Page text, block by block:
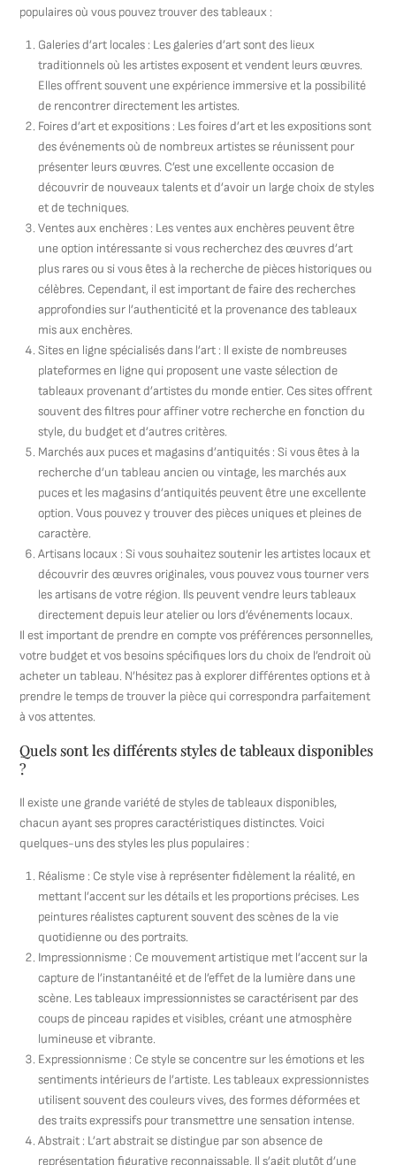
populaires où vous pouvez trouver des tableaux :
Galeries d’art locales : Les galeries d’art sont des lieux
traditionnels où les artistes exposent et vendent leurs œuvres.
Elles offrent souvent une expérience immersive et la possibilité
de rencontrer directement les artistes.
Foires d’art et expositions : Les foires d’art et les expositions sont
des événements où de nombreux artistes se réunissent pour
présenter leurs œuvres. C’est une excellente occasion de
découvrir de nouveaux talents et d’avoir un large choix de styles
et de techniques.
Ventes aux enchères : Les ventes aux enchères peuvent être
une option intéressante si vous recherchez des œuvres d’art
plus rares ou si vous êtes à la recherche de pièces historiques ou
célèbres. Cependant, il est important de faire des recherches
approfondies sur l’authenticité et la provenance des tableaux
mis aux enchères.
Sites en ligne spécialisés dans l’art : Il existe de nombreuses
plateformes en ligne qui proposent une vaste sélection de
tableaux provenant d’artistes du monde entier. Ces sites offrent
souvent des filtres pour affiner votre recherche en fonction du
style, du budget et d’autres critères.
Marchés aux puces et magasins d’antiquités : Si vous êtes à la
recherche d’un tableau ancien ou vintage, les marchés aux
puces et les magasins d’antiquités peuvent être une excellente
option. Vous pouvez y trouver des pièces uniques et pleines de
caractère.
Artisans locaux : Si vous souhaitez soutenir les artistes locaux et
découvrir des œuvres originales, vous pouvez vous tourner vers
les artisans de votre région. Ils peuvent vendre leurs tableaux
directement depuis leur atelier ou lors d’événements locaux.
Il est important de prendre en compte vos préférences personnelles,
votre budget et vos besoins spécifiques lors du choix de l’endroit où
acheter un tableau. N’hésitez pas à explorer différentes options et à
prendre le temps de trouver la pièce qui correspondra parfaitement
à vos attentes.
Quels sont les différents styles de tableaux disponibles
?
Il existe une grande variété de styles de tableaux disponibles,
chacun ayant ses propres caractéristiques distinctes. Voici
quelques-uns des styles les plus populaires :
Réalisme : Ce style vise à représenter fidèlement la réalité, en
mettant l’accent sur les détails et les proportions précises. Les
peintures réalistes capturent souvent des scènes de la vie
quotidienne ou des portraits.
Impressionnisme : Ce mouvement artistique met l’accent sur la
capture de l’instantanéité et de l’effet de la lumière dans une
scène. Les tableaux impressionnistes se caractérisent par des
coups de pinceau rapides et visibles, créant une atmosphère
lumineuse et vibrante.
Expressionnisme : Ce style se concentre sur les émotions et les
sentiments intérieurs de l’artiste. Les tableaux expressionnistes
utilisent souvent des couleurs vives, des formes déformées et
des traits expressifs pour transmettre une sensation intense.
Abstrait : L’art abstrait se distingue par son absence de
représentation figurative reconnaissable. Il s’agit plutôt d’une